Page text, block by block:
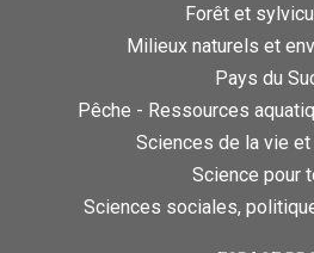
Forêt et
Milieux naturels et
Pays du
Pêche - Ressources
Sciences de la vie
Science pour
Sciences sociales,